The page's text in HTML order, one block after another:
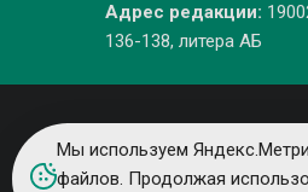
Адрес редакции:
136-138, литера АБ
Мы используем
файлов. Продолжая